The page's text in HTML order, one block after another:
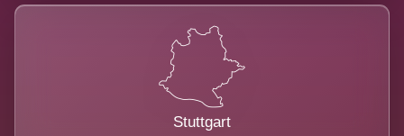
Stuttgart